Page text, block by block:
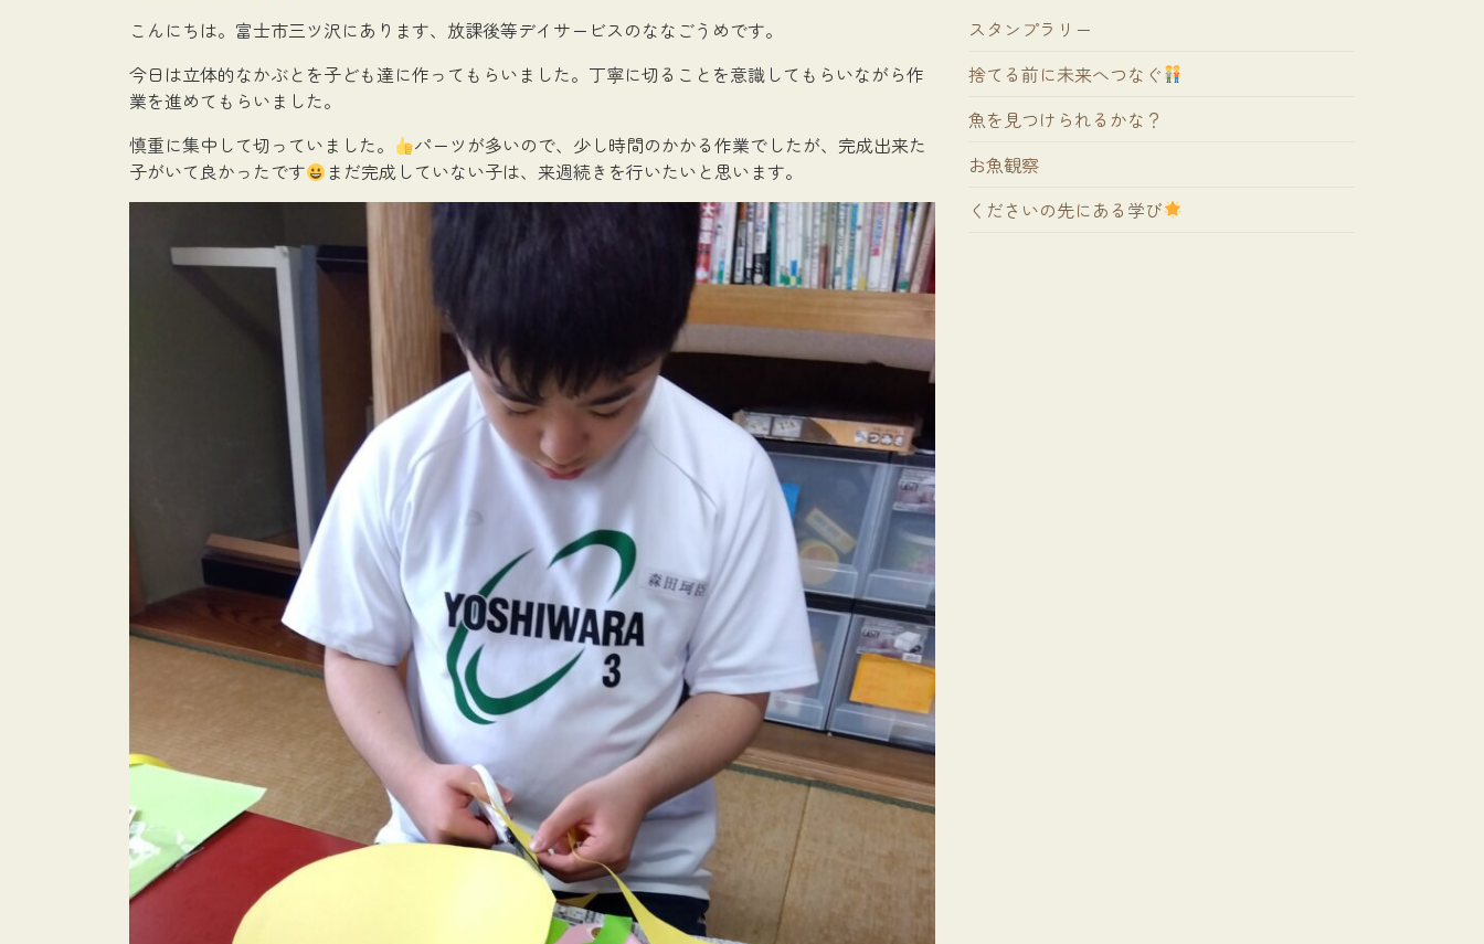
こんにちは。富士市三ツ沢にあります、放課後等デイサービスのななごうめです。
今日は立体的なかぶとを子ども達に作ってもらいました。丁寧に切ることを意識してもらいながら作
業を進めてもらいました。
慎重に集中して切っていました。
パーツが多いので、少し時間のかかる作業でしたが、完成出来た
子がいて良かったです
まだ完成していない子は、来週続きを行いたいと思います。
スタンプラリー
捨てる前に未来へつなぐ
魚を見つけられるかな？
お魚観察
くださいの先にある学び